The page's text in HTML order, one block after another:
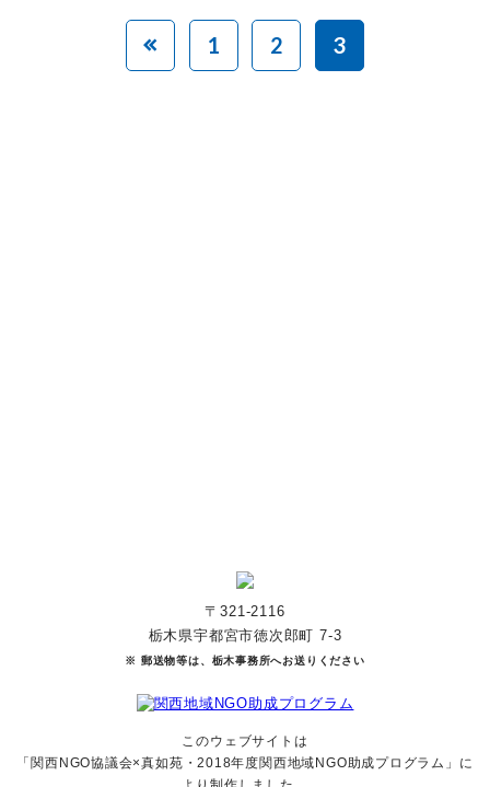
1 2 3
〒321-2116
栃木県宇都宮市徳次郎町 7-3
※ 郵送物等は、栃木事務所へお送りください
このウェブサイトは
「関西NGO協議会×真如苑・2018年度関西地域NGO助成プログラム」に